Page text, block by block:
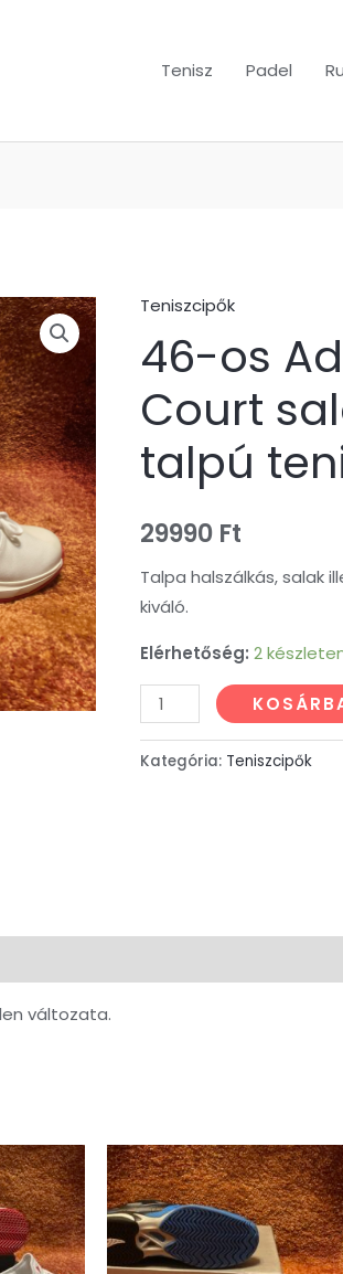
Tenisz Padel
Teniszcipők
46-os
Court
talpú
29990 Ft
Talpa halszálkás, salak
kiváló.
Elérhetőség: 2
46-
os
Adidas
Game
Court
salakpályás
teniszcipő
mennyiség
Kategória: Teniszcipők
változata.